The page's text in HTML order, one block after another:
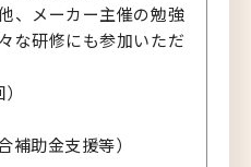
、メーカー主催の勉強
な研修にも参加いただ
助金支援等）